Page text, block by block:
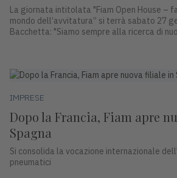
La giornata intitolata "Fiam Open House –
mondo dell’avvitatura” si terrà sabato 27
Bacchetta: "Siamo sempre alla ricerca di
IMPRESE
Dopo la Francia, Fiam apre
Spagna
Si consolida la vocazione internazionale
pneumatici